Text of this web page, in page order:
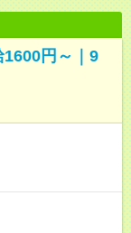
円～｜9